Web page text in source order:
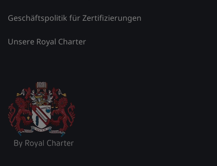
Geschäftspolitik für Zertifizierungen
Unsere Royal Charter